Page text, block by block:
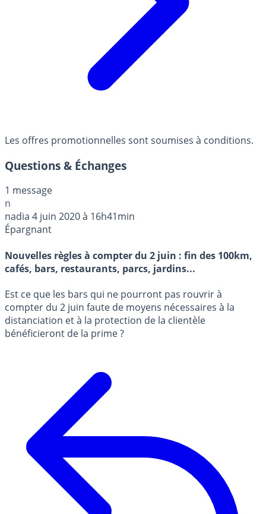
Les offres promotionnelles sont soumises à conditions.
Questions & Échanges
1 message
n
nadia 4 juin 2020 à 16h41min
Épargnant
Nouvelles règles à compter du 2 juin : fin des 100km,
cafés, bars, restaurants, parcs, jardins...
Est ce que les bars qui ne pourront pas rouvrir à
compter du 2 juin faute de moyens nécessaires à la
distanciation et à la protection de la clientèle
bénéficieront de la prime ?